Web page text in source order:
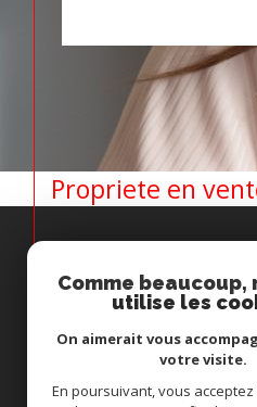
Propriete en
Comme beaucoup,
utilise les
On aimerait vous
votre visite.
En poursuivant, vous